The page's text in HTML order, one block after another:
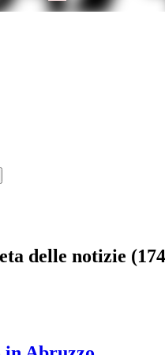
delle notizie